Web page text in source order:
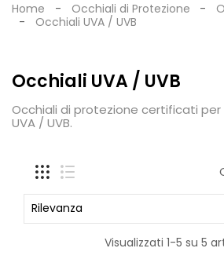
Home Occhiali di Protezione
Occhiali UVA / UVB
Occhiali UVA / UVB
Occhiali di protezione certificati
UVA / UVB.
Rilevanza
Visualizzati 1-5 su 5